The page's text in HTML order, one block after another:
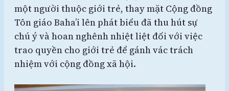
một người thuộc giới trẻ, thay mặt Cộng đồng
Tôn giáo Baha’i lên phát biểu đã thu hút sự
chú ý và hoan nghênh nhiệt liệt đối với việc
trao quyền cho giới trẻ để gánh vác trách
nhiệm với cộng đồng xã hội.